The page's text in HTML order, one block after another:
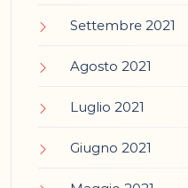
Settembre 2021
Agosto 2021
Luglio 2021
Giugno 2021